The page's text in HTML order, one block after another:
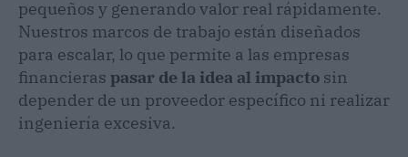
pequeños y generando valor real rápidamente.
Nuestros marcos de trabajo están diseñados
para escalar, lo que permite a las empresas
financieras pasar de la idea al impacto sin
depender de un proveedor específico ni realizar
ingeniería excesiva.